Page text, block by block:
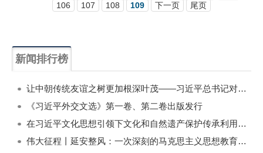
106
107 108 109 下一页 尾页
新闻排行榜
让中朝传统友谊之树更加根深叶茂——习近平总书记对朝鲜进行国事访问纪实
《习近平外交文选》第一卷、第二卷出版发行
在习近平文化思想引领下文化和自然遗产保护传承利用工作开创新局面
伟大征程丨延安整风：一次深刻的马克思主义思想教育运动